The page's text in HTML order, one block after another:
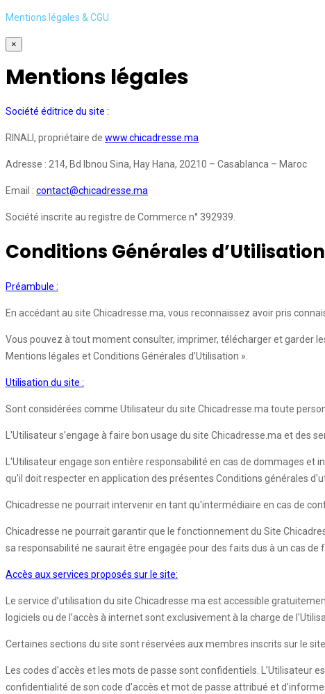
Mentions légales & CGU
×
Mentions légales
Société éditrice du site :
RINALI, propriétaire de www.chicadresse.ma
Adresse : 214, Bd Ibnou Sina, Hay Hana, 20210 – Casablanca – Maroc
Email : contact@chicadresse.ma
Société inscrite au registre de Commerce n° 392939.
Conditions Générales d’Utilisation
Préambule :
En accédant au site Chicadresse.ma, vous reconnaissez avoir pris
Vous pouvez à tout moment consulter, imprimer, télécharger et garder
Mentions légales et Conditions Générales d’Utilisation ».
Utilisation du site :
Sont considérées comme Utilisateur du site Chicadresse.ma toute
L'Utilisateur s'engage à faire bon usage du site Chicadresse.ma et des
L'Utilisateur engage son entière responsabilité en cas de dommages
qu'il doit respecter en application des présentes Conditions générales
Chicadresse ne pourrait intervenir en tant qu'intermédiaire en cas de
Chicadresse ne pourrait garantir que le fonctionnement du Site
sa responsabilité ne saurait être engagée pour des faits dus à un cas
Accès aux services proposés sur le site:
Le service d’utilisation du site Chicadresse.ma est accessible
logiciels ou de l’accès à internet sont exclusivement à la charge de
Certaines sections du site sont réservées aux membres inscrits sur le
Les codes d'accès et les mots de passe sont confidentiels.
confidentialité de son code d'accès et mot de passe attribué et